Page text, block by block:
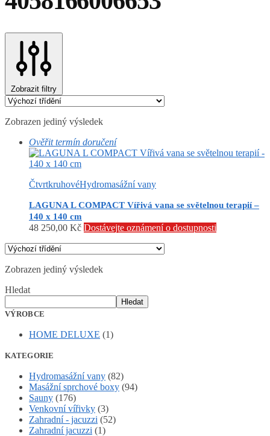
Zobrazit filtry
Zobrazen jediný výsledek
Ověřit termín doručení
ČtvrtkruhovéHydromasážní vany
LAGUNA L COMPACT Vířivá vana se světelnou terapií –
140 x 140 cm
48 250,00 Kč Dostávejte oznámení o dostupnosti
Zobrazen jediný výsledek
Hledat
Hledat
VÝROBCE
HOME DELUXE (1)
KATEGORIE
Hydromasážní vany (82)
Masážní sprchové boxy (94)
Sauny (176)
Venkovní vířivky (3)
Zahradní - jacuzzi (52)
Zahradní jacuzzi (1)